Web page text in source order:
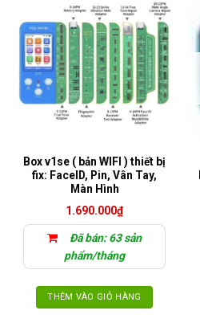
Box v1se ( bản WIFI ) thiết bị
fix: FaceID, Pin, Vân Tay,
Màn Hình
1.690.000₫
Đã bán: 63 sản
phẩm/tháng
THÊM VÀO GIỎ HÀNG